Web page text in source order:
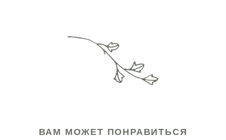
ВАМ МОЖЕТ ПОНРАВИТЬСЯ